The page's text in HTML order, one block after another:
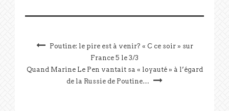
Poutine: le pire est à venir? « C ce soir » sur
France 5 le 3/3
Quand Marine Le Pen vantait sa « loyauté » à l’égard
de la Russie de Poutine…